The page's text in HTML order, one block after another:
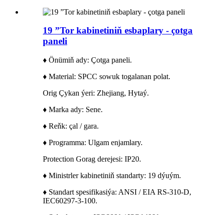
19 ”Tor kabinetiniň esbaplary - çotga
paneli
♦ Önümiň ady: Çotga paneli.
♦ Material: SPCC sowuk togalanan polat.
Orig Çykan ýeri: Zhejiang, Hytaý.
♦ Marka ady: Sene.
♦ Reňk: çal / gara.
♦ Programma: Ulgam enjamlary.
Protection Gorag derejesi: IP20.
♦ Ministrler kabinetiniň standarty: 19 dýuým.
♦ Standart spesifikasiýa: ANSI / EIA RS-310-D,
IEC60297-3-100.